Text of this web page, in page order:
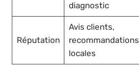
diagnostic
Réputation
Avis clients,
recommandations
locales